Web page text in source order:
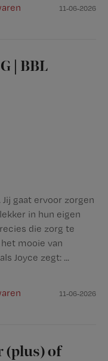
11-06-2026
| BBL
gaat ervoor zorgen
in hun eigen
die zorg te
mooie van
Joyce zegt: ...
11-06-2026
(plus) of